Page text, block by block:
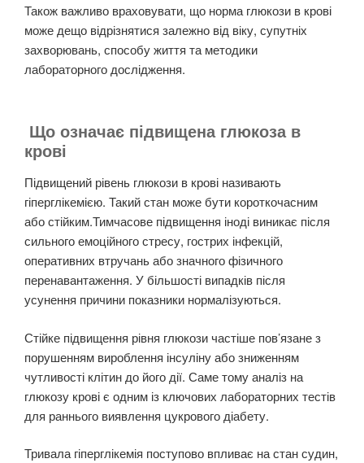
Також важливо враховувати, що норма глюкози в крові
може дещо відрізнятися залежно від віку, супутніх
захворювань, способу життя та методики
лабораторного дослідження.
Що означає підвищена глюкоза в
крові
Підвищений рівень глюкози в крові називають
гіперглікемією. Такий стан може бути короткочасним
або стійким.Тимчасове підвищення іноді виникає після
сильного емоційного стресу, гострих інфекцій,
оперативних втручань або значного фізичного
перенавантаження. У більшості випадків після
усунення причини показники нормалізуються.
Стійке підвищення рівня глюкози частіше пов’язане з
порушенням вироблення інсуліну або зниженням
чутливості клітин до його дії. Саме тому аналіз на
глюкозу крові є одним із ключових лабораторних тестів
для раннього виявлення цукрового діабету.
Тривала гіперглікемія поступово впливає на стан судин,